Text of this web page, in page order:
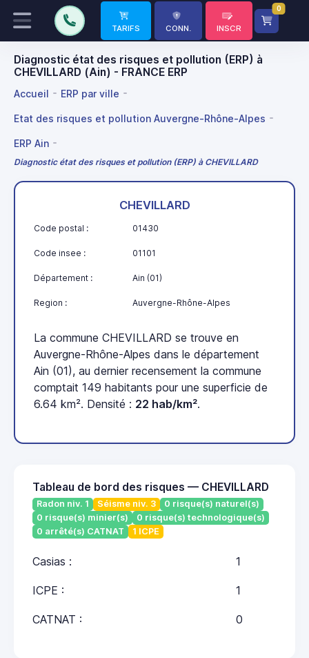
TARIFS CONN. INSCR
0
Diagnostic état des risques et pollution (ERP) à
CHEVILLARD (Ain) - FRANCE ERP
Accueil ERP par ville
Etat des risques et pollution Auvergne-Rhône-Alpes
ERP Ain
Diagnostic état des risques et pollution (ERP) à CHEVILLARD
CHEVILLARD
Code postal : 01430
Code insee : 01101
Département : Ain (01)
Region : Auvergne-Rhône-Alpes
La commune CHEVILLARD se trouve en
Auvergne-Rhône-Alpes dans le département
Ain (01), au dernier recensement la commune
comptait 149 habitants pour une superficie de
6.64 km². Densité : 22 hab/km².
Tableau de bord des risques — CHEVILLARD
Radon niv. 1 Séisme niv. 3
0 risque(s) naturel(s)
0 risque(s) minier(s)
0 risque(s) technologique(s)
0 arrêté(s) CATNAT
1 ICPE
Casias : 1
ICPE : 1
CATNAT : 0